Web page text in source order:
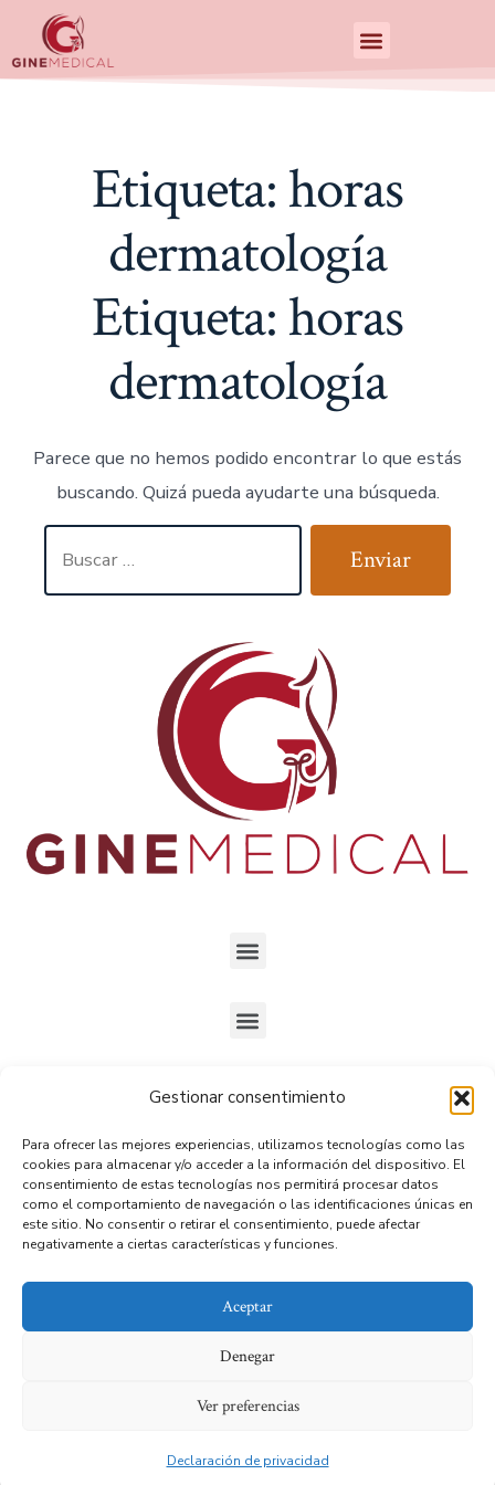
Gestionar consentimiento
Para ofrecer las mejores experiencias, utilizamos tecnologías como las
cookies para almacenar y/o acceder a la información del dispositivo. El
consentimiento de estas tecnologías nos permitirá procesar datos
como el comportamiento de navegación o las identificaciones únicas en
este sitio. No consentir o retirar el consentimiento, puede afectar
negativamente a ciertas características y funciones.
Aceptar
Denegar
Ver preferencias
Declaración de privacidad
Etiqueta:horas
dermatología
Etiqueta:horas
dermatología
Parece que no hemos podido encontrar lo que estás
buscando. Quizá pueda ayudarte una búsqueda.
Enviar
Oficina 9, San Miguel.
Horario:
Lunes a viernes
9:00 a.m. a 6:00 p.m.
@ginemedicalclinic